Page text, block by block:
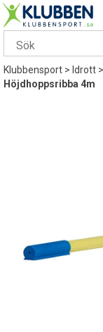
Klubbensport> Idrott
Höjdhoppsribba 4m